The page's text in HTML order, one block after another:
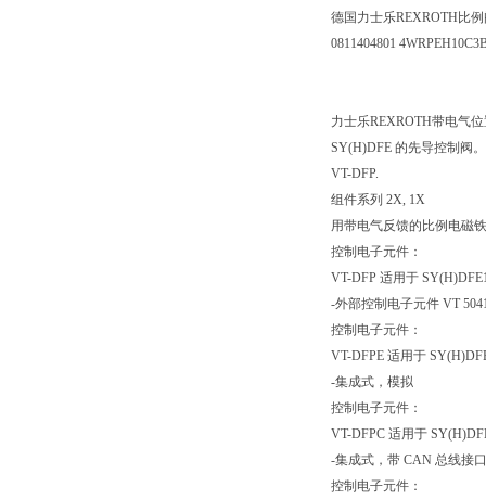
德国力士乐REXROTH比
0811404801
力士乐REXROTH带电气
SY(H)DFE 的先导控制阀。
VT-DFP.
组件系列 2X, 1X
用带电气反馈的比例电磁
控制电子元件：
VT-DFP 适用于
-外部控制电子元件 VT
控制电子元件：
VT-DFPE 适用于
-集成式，模拟
控制电子元件：
VT-DFPC 适用于
-集成式，带 CAN 总线接
控制电子元件：